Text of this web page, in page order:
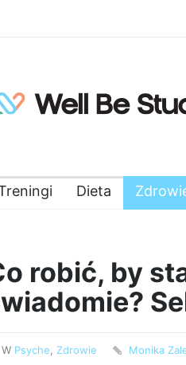
Dieta
robić, by
W Psyche Zdrowie Monika